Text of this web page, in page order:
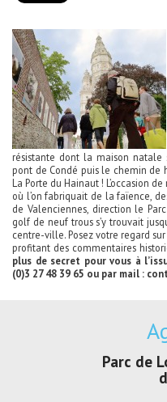
résistante dont la maison natale
pont de Condé puis le chemin de
La Porte du Hainaut ! L’occasion
où l’on fabriquait de la faïence,
de Valenciennes, direction le
golf de neuf trous s’y trouvait
centre-ville. Posez votre regard
profitant des commentaires
plus de secret pour vous à
(0)3 27 48 39 65 ou par mail :
Parc de